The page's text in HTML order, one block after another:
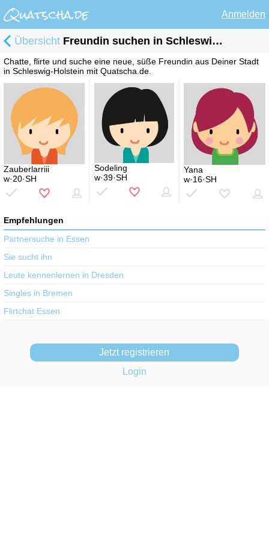
Anmelden
Übersicht Freundin suchen in Schleswig-Holstein
Chatte, flirte und suche eine neue, süße Freundin aus Deiner Stadt
in Schleswig-Holstein mit Quatscha.de.
Zauberlarriii
w·20·SH
Sodeling
w·39·SH
Yana
w·16·SH
Empfehlungen
Partnersuche in Essen
Sie sucht ihn
Leute kennenlernen in Dresden
Singles in Bremen
Flirtchat Essen
Jetzt registrieren
Login